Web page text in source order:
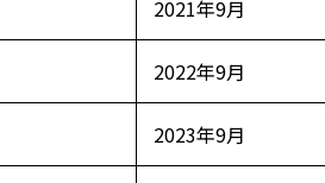
2021年9月
2022年9月
2023年9月